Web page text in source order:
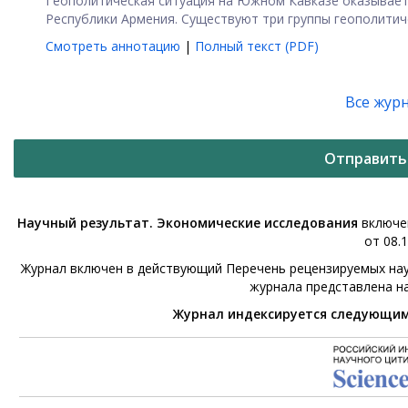
Республики Армения. Существуют три группы
Смотреть аннотацию | Полный текст (PDF)
Все
Научный результат. Экономические исследования
от
Журнал включен в действующий Перечень рецензируемых
журнала представлена
Журнал индексируется